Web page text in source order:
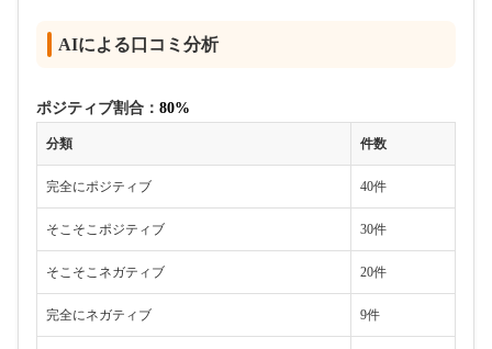
AIによる口コミ分析
ポジティブ割合： 80%
分類 件数
完全にポジティブ 40件
そこそこポジティブ 30件
そこそこネガティブ 20件
完全にネガティブ 9件